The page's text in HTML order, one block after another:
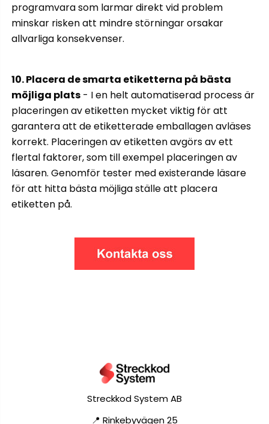
programvara som larmar direkt vid problem
minskar risken att mindre störningar orsakar
allvarliga konsekvenser.
10. Placera de smarta etiketterna på bästa
möjliga plats - I en helt automatiserad process är
placeringen av etiketten mycket viktig för att
garantera att de etiketterade emballagen avläses
korrekt. Placeringen av etiketten avgörs av ett
flertal faktorer, som till exempel placeringen av
läsaren. Genomför tester med existerande läsare
för att hitta bästa möjliga ställe att placera
etiketten på.
Streckkod System AB
📍 Rinkebyvägen 25